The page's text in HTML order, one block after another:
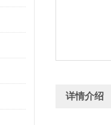
详情介绍